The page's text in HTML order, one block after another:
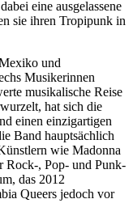
eine ausgelassene
sie ihren Tropipunk in
und
Musikerinnen
musikalische Reise
hat sich die
einen einzigartigen
Band hauptsächlich
wie Madonna
Rock-, Pop- und Punk-
das 2012
Queers jedoch vor